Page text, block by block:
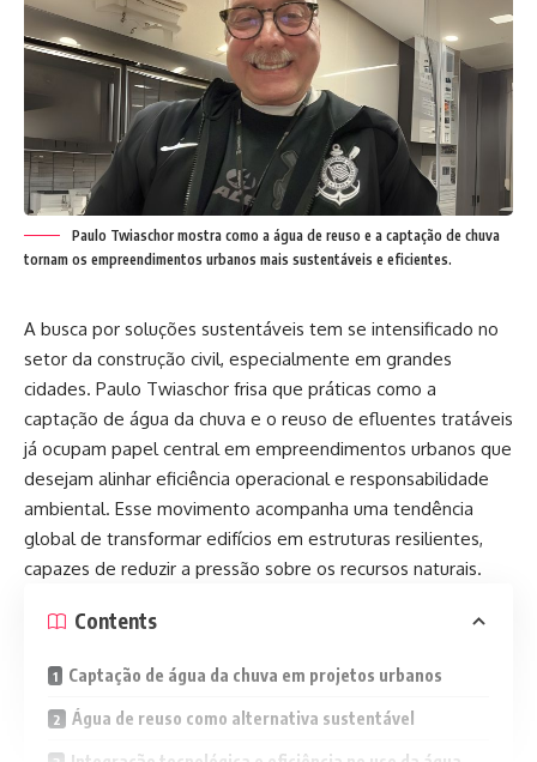
Paulo Twiaschor mostra como a água de reuso e a captação de chuva
tornam os empreendimentos urbanos mais sustentáveis e eficientes.
A busca por soluções sustentáveis tem se intensificado no
setor da construção civil, especialmente em grandes
cidades. Paulo Twiaschor frisa que práticas como a
captação de água da chuva e o reuso de efluentes tratáveis
já ocupam papel central em empreendimentos urbanos que
desejam alinhar eficiência operacional e responsabilidade
ambiental. Esse movimento acompanha uma tendência
global de transformar edifícios em estruturas resilientes,
capazes de reduzir a pressão sobre os recursos naturais.
Contents
Captação de água da chuva em projetos urbanos
Água de reuso como alternativa sustentável